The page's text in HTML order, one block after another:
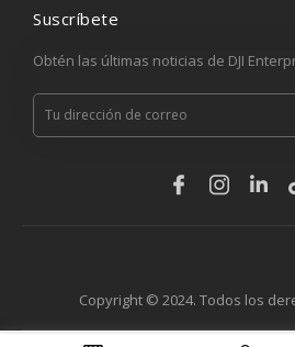
Suscríbete
Obtén las últimas noticias de DJI
Copyright © 2024. Todos los